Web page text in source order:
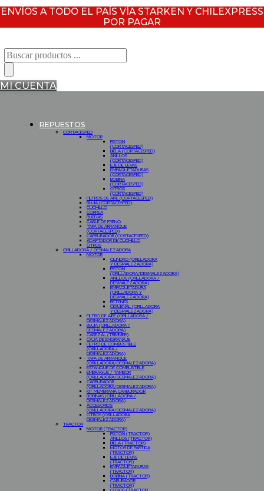
ENVÍOS A TODO EL PAÍS VÍA STARKEN Y CHILEXPRESS
POR PAGAR
Búsqueda
de
productos
MI CUENTA
REPUESTOS
CORTACESPED
MOTOR
PISTON
(CORTACESPED)
BIELA (CORTACESPED)
ANILLOS
(CORTACESPED)
EJE DE LEVAS
EMPAQUETADURAS
(CORTACESPED)
BOBINA
(CORTACESPED)
OTROS
(CORTACESPED)
FILTROS DE AIRE (CORTACESPED)
BUJIA (CORTACESPED)
CUCHILLO
CORREA
RUEDAS
CABLE DE FRENO
TAPA DE ARRANQUE
(CORTACESPED)
CARBURADOR (CORTACESPED)
ADAPTADOR DE CUCHILLO
OTROS
ORILLADORA / DESMALEZADORA
MOTOR
CILINDRO (ORILLADORA
Y DESMALEZADORA)
PISTON
(ORILLADORA/DESMALEZADORA)
ANILLOS (ORILLADORA /
DESMALEZADORA)
EMPAQUETADURA
(ORILLADORA Y
DESMALEZADORA)
RETENES
CIGÜEÑAL (ORILLADORA
Y DESMALEZADORA)
FILTRO DE AIRE (ORILLADORA /
DESMALEZADORA)
BUJIA (ORILLADORA /
DESMALEZADORA)
CABEZAL (TRIMMER)
CAJA DE ENGRANAJE
FILTRO DE COMBUSTIBLE
(ORILLADORA /
DESMALEZADORA)
TAPA DE ARRANQUE
(ORILLADORA/DESMALEZADORA)
ESTANQUE DE COMBUSTIBLE
EMBRAGUE / TAMBOR
(ORILLADORA/DESMALEZADORA)
CARBURADOR
(ORILLADORA/DESMALEZADORA)
KIT MEMBRANA CARBURADOR
BOBINAS (ORILLADORA /
DESMALEZADORA)
ACCESORIOS
(ORILLADORA/DESMALEZADORA)
OTROS (ORILLADORA
DESMALEZADORA)
TRACTOR
MOTOR (TRACTOR)
PISTON (TRACTOR)
ANILLOS (TRACTOR)
BIELA (TRACTOR)
MOTOR DE PARTIDA
(TRACTOR)
EJE DE LEVAS
(TRACTOR)
EMPAQUETADURAS
(TRACTOR)
BOBINA (TRACTOR)
CABURADOR
(TRACTOR)